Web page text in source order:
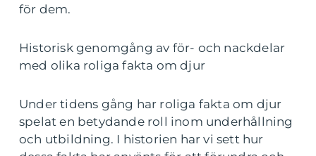
för dem.
Historisk genomgång av för- och nackdelar
med olika roliga fakta om djur
Under tidens gång har roliga fakta om djur
spelat en betydande roll inom underhållning
och utbildning. I historien har vi sett hur